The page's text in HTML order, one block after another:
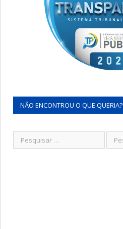
NÃO ENCONTROU O QUE QUERIA?